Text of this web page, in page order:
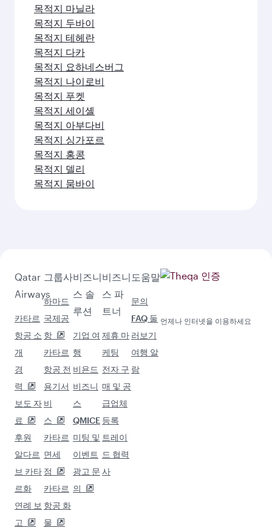
목적지 마닐라
목적지 두바이
목적지 테헤란
목적지 다카
목적지 요하네스버그
목적지 나이로비
목적지 푸켓
목적지 세이셸
목적지 아부다비
목적지 싱가포르
목적지 홍콩
목적지 델리
목적지 뭄바이
Qatar
Airways
카타르
항공 소
개
경
력
보도 자
료
후원
알다르
브 카타
르화
연례 보
고
그룹사
하마드
국제공
항
카타르
항공 전
용기서
비
스
카타르
면세
점
카타르
항공 화
물
비즈니
스 솔
루션
기업 여
행
비욘드
비즈니
스
QMICE
미팅 및
이벤트
광고 문
의
비즈니
스 파
트너
제휴 마
케팅
전자 구
매 및 공
급업체
등록
트레이
드 협력
사
도움말
문의
FAQ 둘
러보기
여행 알
람
언제나 인터넷을 이용하세요